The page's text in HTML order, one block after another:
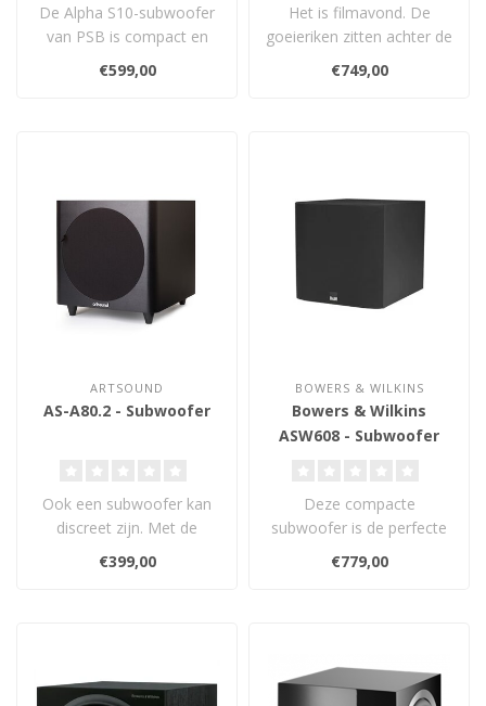
De Alpha S10-subwoofer
van PSB is compact en
budgetvriendelijk, het is
een krach..
€599,00
Het is filmavond. De
goeieriken zitten achter de
slechteriken aan en je
voelt hu..
€749,00
ARTSOUND
AS-A80.2 - Subwoofer
Ook een subwoofer kan
discreet zijn. Met de
ASA80.2 verpakt ArtSound
een actieve..
€399,00
BOWERS & WILKINS
Bowers & Wilkins
ASW608 - Subwoofer
Deze compacte
subwoofer is de perfecte
partner van de 600 series,
maar ook ideaa..
€779,00